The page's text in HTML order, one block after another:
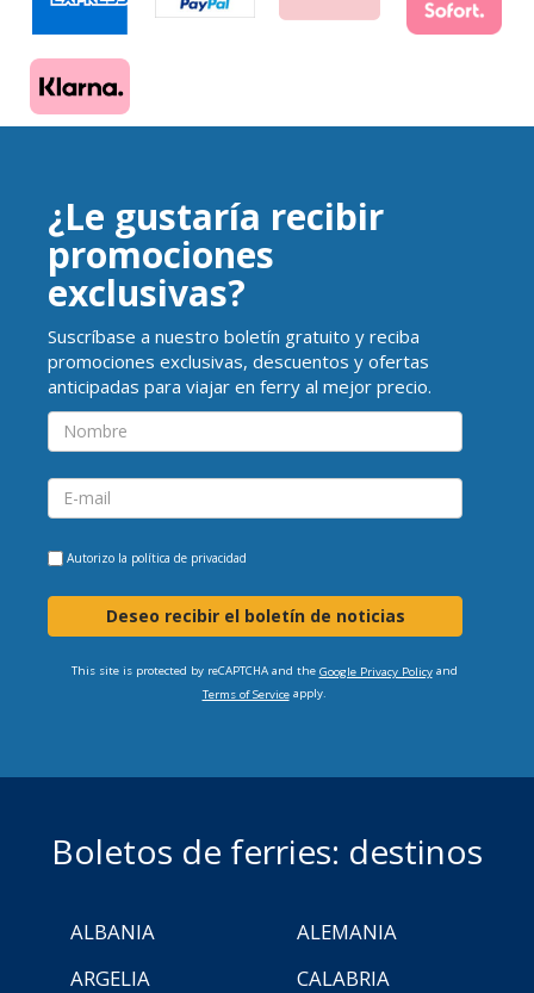
¿Le gustaría recibir
promociones
exclusivas?
Suscríbase a nuestro boletín gratuito y reciba
promociones exclusivas, descuentos y ofertas
anticipadas para viajar en ferry al mejor precio.
Autorizo la política de privacidad
Deseo recibir el boletín de noticias
This site is protected by reCAPTCHA and the Google Privacy Policyand
Terms of Serviceapply.
Boletos de ferries: destinos
ALBANIA
ALEMANIA
ARGELIA
CALABRIA